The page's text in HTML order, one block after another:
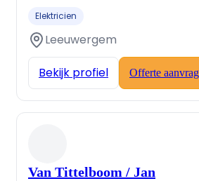
Elektricien
Leeuwergem
Bekijk profiel Offerte
Van Tittelboom / Jan